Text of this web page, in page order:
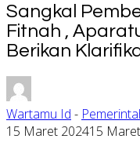
Sangkal
Fitnah ,
Berikan
Wartamu Id -
15 Maret 202415